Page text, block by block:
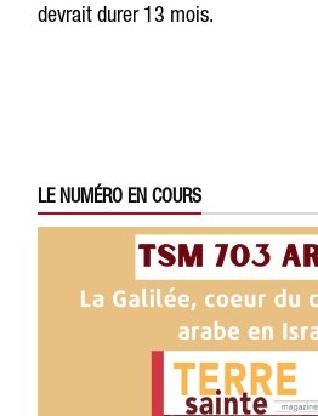
devrait durer 13 mois.
LE NUMÉRO EN COURS